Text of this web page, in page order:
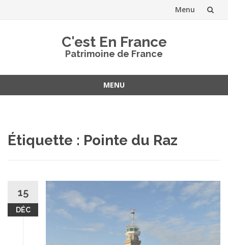
Menu
C'est En France
Patrimoine de France
MENU
Étiquette : Pointe du Raz
15
DÉC